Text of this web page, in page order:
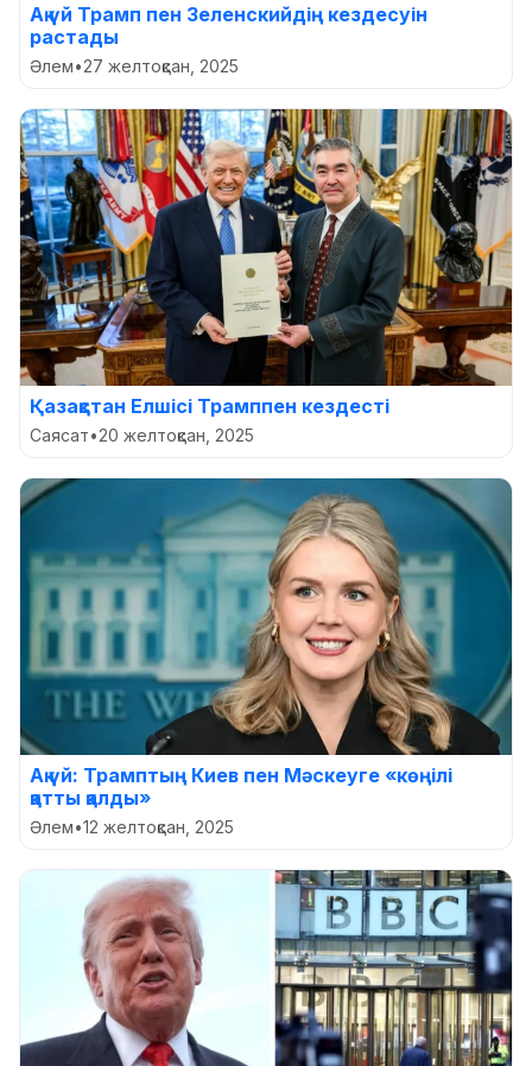
Ақ үй Трамп пен Зеленскийдің кездесуін
растады
Әлем•27 желтоқсан, 2025
Қазақстан Елшісі Трамппен кездесті
Саясат•20 желтоқсан, 2025
Ақ үй: Трамптың Киев пен Мәскеуге «көңілі
қатты қалды»
Әлем•12 желтоқсан, 2025